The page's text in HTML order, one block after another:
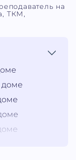
на
ТКМ,
доме